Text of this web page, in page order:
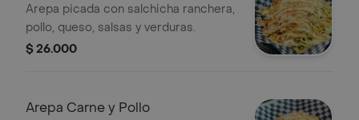
Arepa picada con salchicha ranchera,
pollo, queso, salsas y verduras.
$ 26.000
Arepa Carne y Pollo